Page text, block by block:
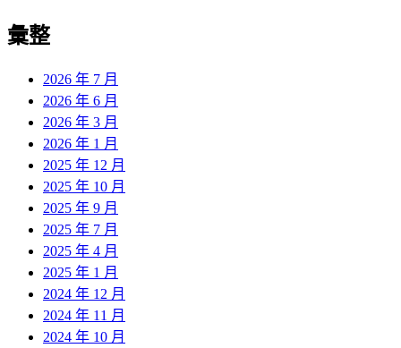
彙整
2026 年 7 月
2026 年 6 月
2026 年 3 月
2026 年 1 月
2025 年 12 月
2025 年 10 月
2025 年 9 月
2025 年 7 月
2025 年 4 月
2025 年 1 月
2024 年 12 月
2024 年 11 月
2024 年 10 月